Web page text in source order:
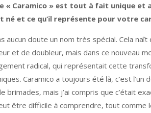
« Caramico » est tout à fait unique
né et ce qu’il représente pour votre
aucun doute un nom très spécial. Cela
et de doubleur, mais dans ce nouveau
radical, qui représentait cette
Caramico a toujours été là, c’est
brimades, mais j’ai compris que c’était
être difficile à comprendre, tout comme